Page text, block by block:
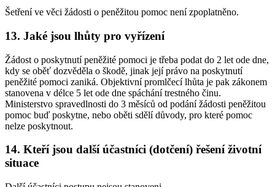
Šetření ve věci žádosti o peněžitou pomoc není zpoplatněno.
13. Jaké jsou lhůty pro vyřízení
Žádost o poskytnutí peněžité pomoci je třeba podat do 2 let ode dne,
kdy se oběť dozvěděla o škodě, jinak její právo na poskytnutí
peněžité pomoci zaniká. Objektivní promlčecí lhůta je pak zákonem
stanovena v délce 5 let ode dne spáchání trestného činu.
Ministerstvo spravedlnosti do 3 měsíců od podání žádosti peněžitou
pomoc buď poskytne, nebo oběti sdělí důvody, pro které pomoc
nelze poskytnout.
14. Kteří jsou další účastníci (dotčení) řešení životní
situace